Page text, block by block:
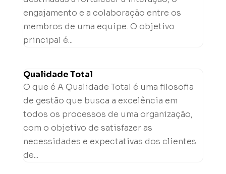
engajamento e a colaboração entre os
membros de uma equipe. O objetivo
principal é...
Qualidade Total
O que é A Qualidade Total é uma filosofia
de gestão que busca a excelência em
todos os processos de uma organização,
com o objetivo de satisfazer as
necessidades e expectativas dos clientes
de...